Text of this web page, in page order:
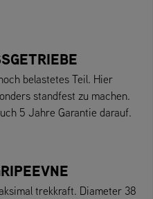
belastetes Teil. Hier
standfest zu machen.
5 Jahre Garantie darauf.
trekkraft. Diameter 38